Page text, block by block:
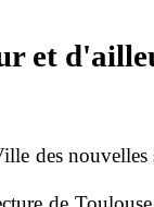
et
des nouvelles